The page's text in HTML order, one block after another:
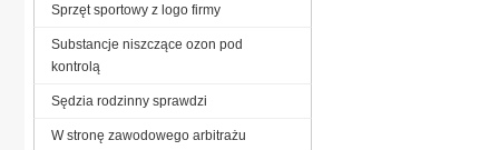
Sprzęt sportowy z logo firmy
Substancje niszczące ozon pod
kontrolą
Sędzia rodzinny sprawdzi
W stronę zawodowego arbitrażu